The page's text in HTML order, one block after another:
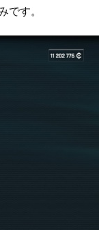
す。